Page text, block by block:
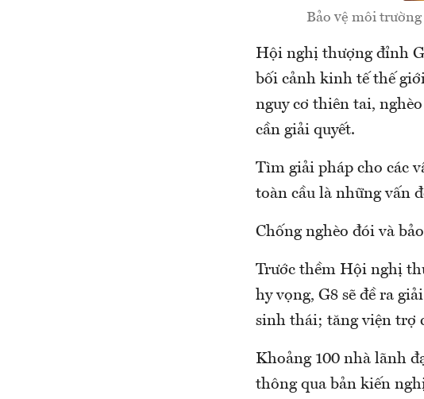
Bảo vệ môi
Hội nghị thượng đỉnh
bối cảnh kinh tế thế
nguy cơ thiên tai,
cần giải quyết.
Tìm giải pháp cho các
toàn cầu là những vấn
Chống nghèo đói và
Trước thềm Hội nghị
hy vọng, G8 sẽ đề ra
sinh thái; tăng viện trợ
Khoảng 100 nhà lãnh
thông qua bản kiến